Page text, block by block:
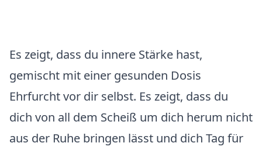
Es zeigt, dass du innere Stärke hast,
gemischt mit einer gesunden Dosis
Ehrfurcht vor dir selbst. Es zeigt, dass du
dich von all dem Scheiß um dich herum nicht
aus der Ruhe bringen lässt und dich Tag für